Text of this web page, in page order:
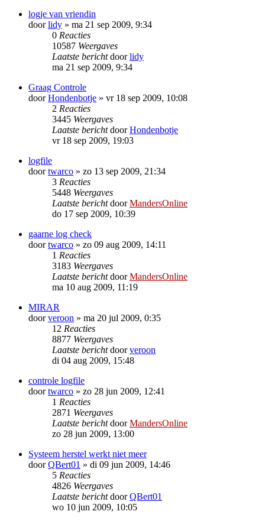
logje van vriendin
doorlidy » ma 21 sep 2009, 9:34
0 Reacties
10587 Weergaves
Laatste berichtdoorlidy
ma 21 sep 2009, 9:34
Graag Controle
doorHondenbotje » vr 18 sep 2009, 10:08
2 Reacties
3445 Weergaves
Laatste berichtdoorHondenbotje
vr 18 sep 2009, 19:03
logfile
doortwarco » zo 13 sep 2009, 21:34
3 Reacties
5448 Weergaves
Laatste berichtdoorMandersOnline
do 17 sep 2009, 10:39
gaarne log check
doortwarco » zo 09 aug 2009, 14:11
1 Reacties
3183 Weergaves
Laatste berichtdoorMandersOnline
ma 10 aug 2009, 11:19
MIRAR
doorveroon » ma 20 jul 2009, 0:35
12 Reacties
8877 Weergaves
Laatste berichtdoorveroon
di 04 aug 2009, 15:48
controle logfile
doortwarco » zo 28 jun 2009, 12:41
1 Reacties
2871 Weergaves
Laatste berichtdoorMandersOnline
zo 28 jun 2009, 13:00
Systeem herstel werkt niet meer
doorQBert01 » di 09 jun 2009, 14:46
5 Reacties
4826 Weergaves
Laatste berichtdoorQBert01
wo 10 jun 2009, 10:05